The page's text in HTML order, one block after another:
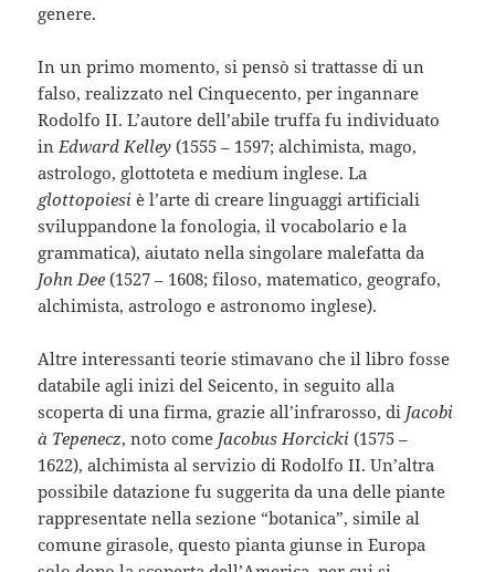
genere.
In un primo momento, si pensò si trattasse di un
falso, realizzato nel Cinquecento, per ingannare
Rodolfo II. L’autore dell’abile truffa fu individuato
inEdward Kelley (1555 – 1597; alchimista, mago,
astrologo, glottoteta e medium inglese. La
glottopoiesi è l’arte di creare linguaggi artificiali
sviluppandone la fonologia, il vocabolario e la
grammatica), aiutato nella singolare malefatta da
John Dee (1527 – 1608; filoso, matematico, geografo,
alchimista, astrologo e astronomo inglese).
Altre interessanti teorie stimavano che il libro fosse
databile agli inizi del Seicento, in seguito alla
scoperta di una firma, grazie all’infrarosso, di Jacobi
à Tepenecz, noto come Jacobus Horcicki (1575 –
1622), alchimista al servizio di Rodolfo II. Un’altra
possibile datazione fu suggerita da una delle piante
rappresentate nella sezione “botanica”, simile al
comune girasole, questo pianta giunse in Europa